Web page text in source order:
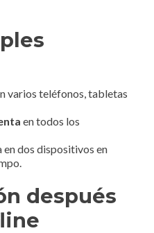
varios teléfonos, tabletas
en todos los
en dos dispositivos en
después